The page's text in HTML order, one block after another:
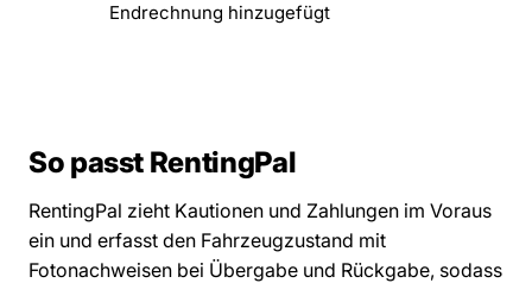
Endrechnung hinzugefügt
So passt RentingPal
RentingPal zieht Kautionen und Zahlungen im Voraus
ein und erfasst den Fahrzeugzustand mit
Fotonachweisen bei Übergabe und Rückgabe, sodass